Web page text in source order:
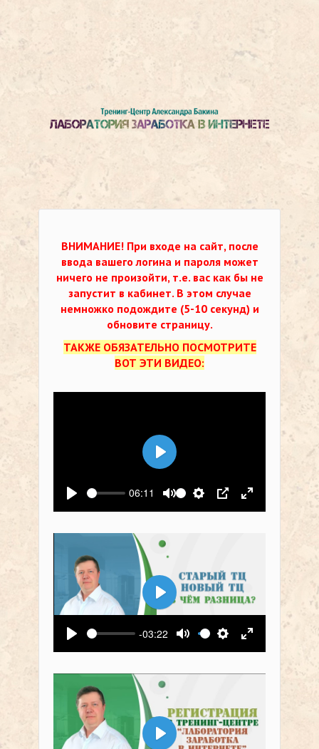
ВНИМАНИЕ! При входе на сайт, после
ввода вашего логина и пароля может
ничего не произойти, т.е. вас как бы не
запустит в кабинет. В этом случае
немножко подождите (5-10 секунд) и
обновите страницу.
ТАКЖЕ ОБЯЗАТЕЛЬНО ПОСМОТРИТЕ
ВОТ ЭТИ ВИДЕО:
Воспроизвести
06:11
Выключить звук
Настройки
PIP На весь
Воспроизвести
Воспроизвести
-03:22
Выключить звук
Настройки
На весь
Воспроизвести